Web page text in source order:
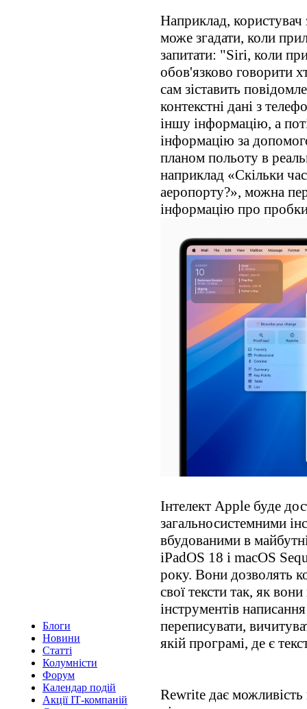
Блоги
Новини
Статті
Колумністи
Форум
Календар подій
Акції ІТ-компаній
Наприклад, користувач
може згадати, коли
запитати: "Siri, коли
обов'язково говорити
сам зіставить
контекстні дані з
іншу інформацію, а
інформацію за
планом польоту в
наприклад «Скільки
аеропорту?», можна
інформацію про
Інтелект Apple буде
загальносистемними
вбудованими в
iPadOS 18 і macOS
року. Вони дозволять
свої тексти так, як
інструментів
переписувати,
якій програмі, де є
Rewrite дає